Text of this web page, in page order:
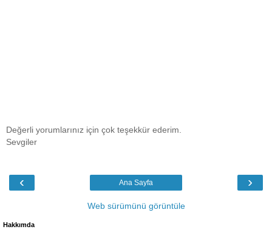
Değerli yorumlarınız için çok teşekkür ederim.
Sevgiler
‹ ›
Ana Sayfa
Web sürümünü görüntüle
Hakkımda